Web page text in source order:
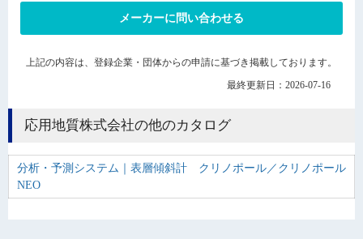
メーカーに問い合わせる
上記の内容は、登録企業・団体からの申請に基づき掲載しております。
最終更新日：2026-07-16
応用地質株式会社の他のカタログ
分析・予測システム｜表層傾斜計 クリノポール／クリノポール
NEO